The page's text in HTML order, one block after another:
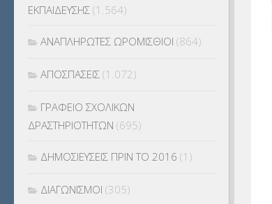
ΕΚΠΑΙΔΕΥΣΗΣ (1.564)
ΑΝΑΠΛΗΡΩΤΕΣ ΩΡΟΜΙΣΘΙΟΙ (864)
ΑΠΟΣΠΑΣΕΙΣ (1.072)
ΓΡΑΦΕΙΟ ΣΧΟΛΙΚΩΝ
ΔΡΑΣΤΗΡΙΟΤΗΤΩΝ (695)
ΔΗΜΟΣΙΕΥΣΕΙΣ ΠΡΙΝ ΤΟ 2016 (1)
ΔΙΑΓΩΝΙΣΜΟΙ (305)